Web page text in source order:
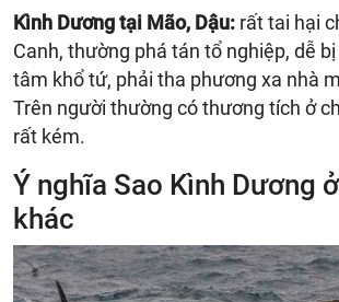
Kình Dương tại Mão, Dậu: rất tai hại
Canh, thường phá tán tổ nghiệp, dễ
tâm khổ tứ, phải tha phương xa nhà
Trên người thường có thương tích ở
rất kém.
Ý nghĩa Sao Kình Dương
khác